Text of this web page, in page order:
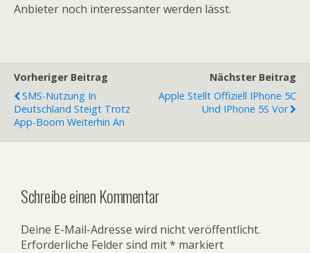
Anbieter noch interessanter werden lässt.
Vorheriger Beitrag
SMS-Nutzung In
Deutschland Steigt Trotz
App-Boom Weiterhin An
Nächster Beitrag
Apple Stellt Offiziell IPhone 5C
Und IPhone 5S Vor
Schreibe einen Kommentar
Deine E-Mail-Adresse wird nicht veröffentlicht.
Erforderliche Felder sind mit* markiert